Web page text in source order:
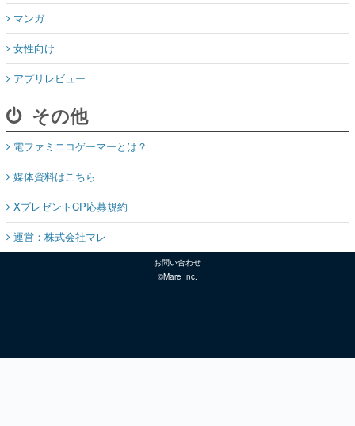
マンガ
女性向け
アプリレビュー
その他
電ファミニコゲーマーとは？
媒体資料はこちら
XプレゼントCP応募規約
運営：株式会社マレ
お問い合わせ
©Mare Inc.